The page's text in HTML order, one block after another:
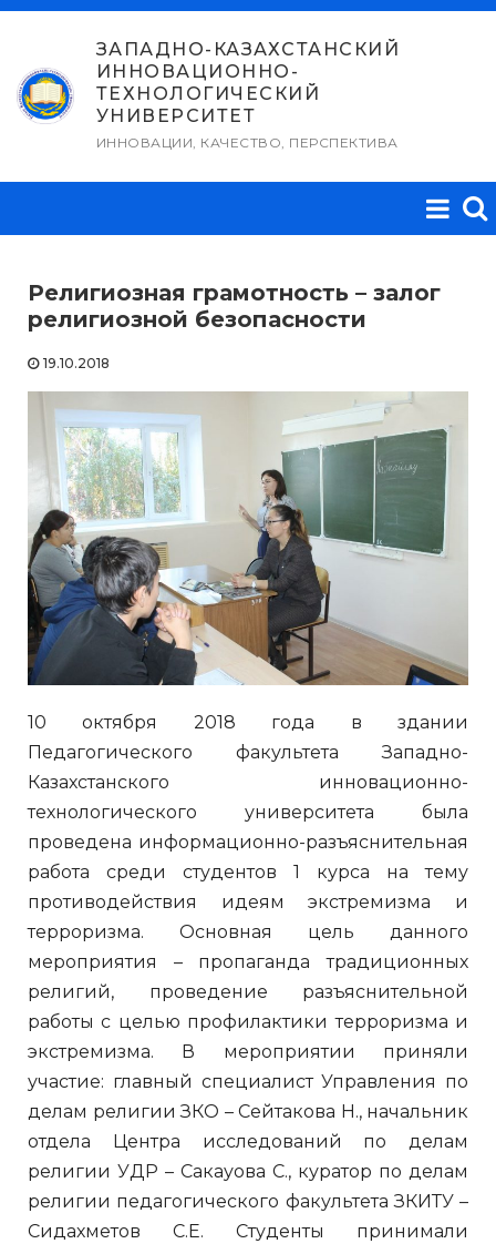
Перейти
содержимому
ЗАПАДНО-КАЗАХСТАНСКИЙ
ИННОВАЦИОННО-
ТЕХНОЛОГИЧЕСКИЙ
УНИВЕРСИТЕТ
ИННОВАЦИИ, КАЧЕСТВО, ПЕРСПЕКТИВА
Религиозная грамотность – залог
религиозной безопасности
19.10.2018
10 октября 2018 года в здании
Педагогического факультета Западно-
Казахстанского инновационно-
технологического университета была
проведена информационно-разъяснительная
работа среди студентов 1 курса на тему
противодействия идеям экстремизма и
терроризма. Основная цель данного
мероприятия – пропаганда традиционных
религий, проведение разъяснительной
работы с целью профилактики терроризма и
экстремизма. В мероприятии приняли
участие: главный специалист Управления по
делам религии ЗКО – Сейтакова Н., начальник
отдела Центра исследований по делам
религии УДР – Сакауова С., куратор по делам
религии педагогического факультета ЗКИТУ –
Сидахметов С.Е. Студенты принимали